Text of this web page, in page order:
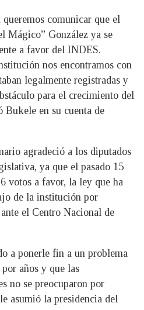
comunicar que el
Mágico” González ya se
a favor del INDES.
nos encontramos con
legalmente registradas y
para el crecimiento del
Bukele en su cuenta de
agradeció a los diputados
ya que el pasado 15
votos a favor, la ley que ha
de la institución por
el Centro Nacional de
a ponerle fin a un problema
años y que las
no se preocuparon por
asumió la presidencia del